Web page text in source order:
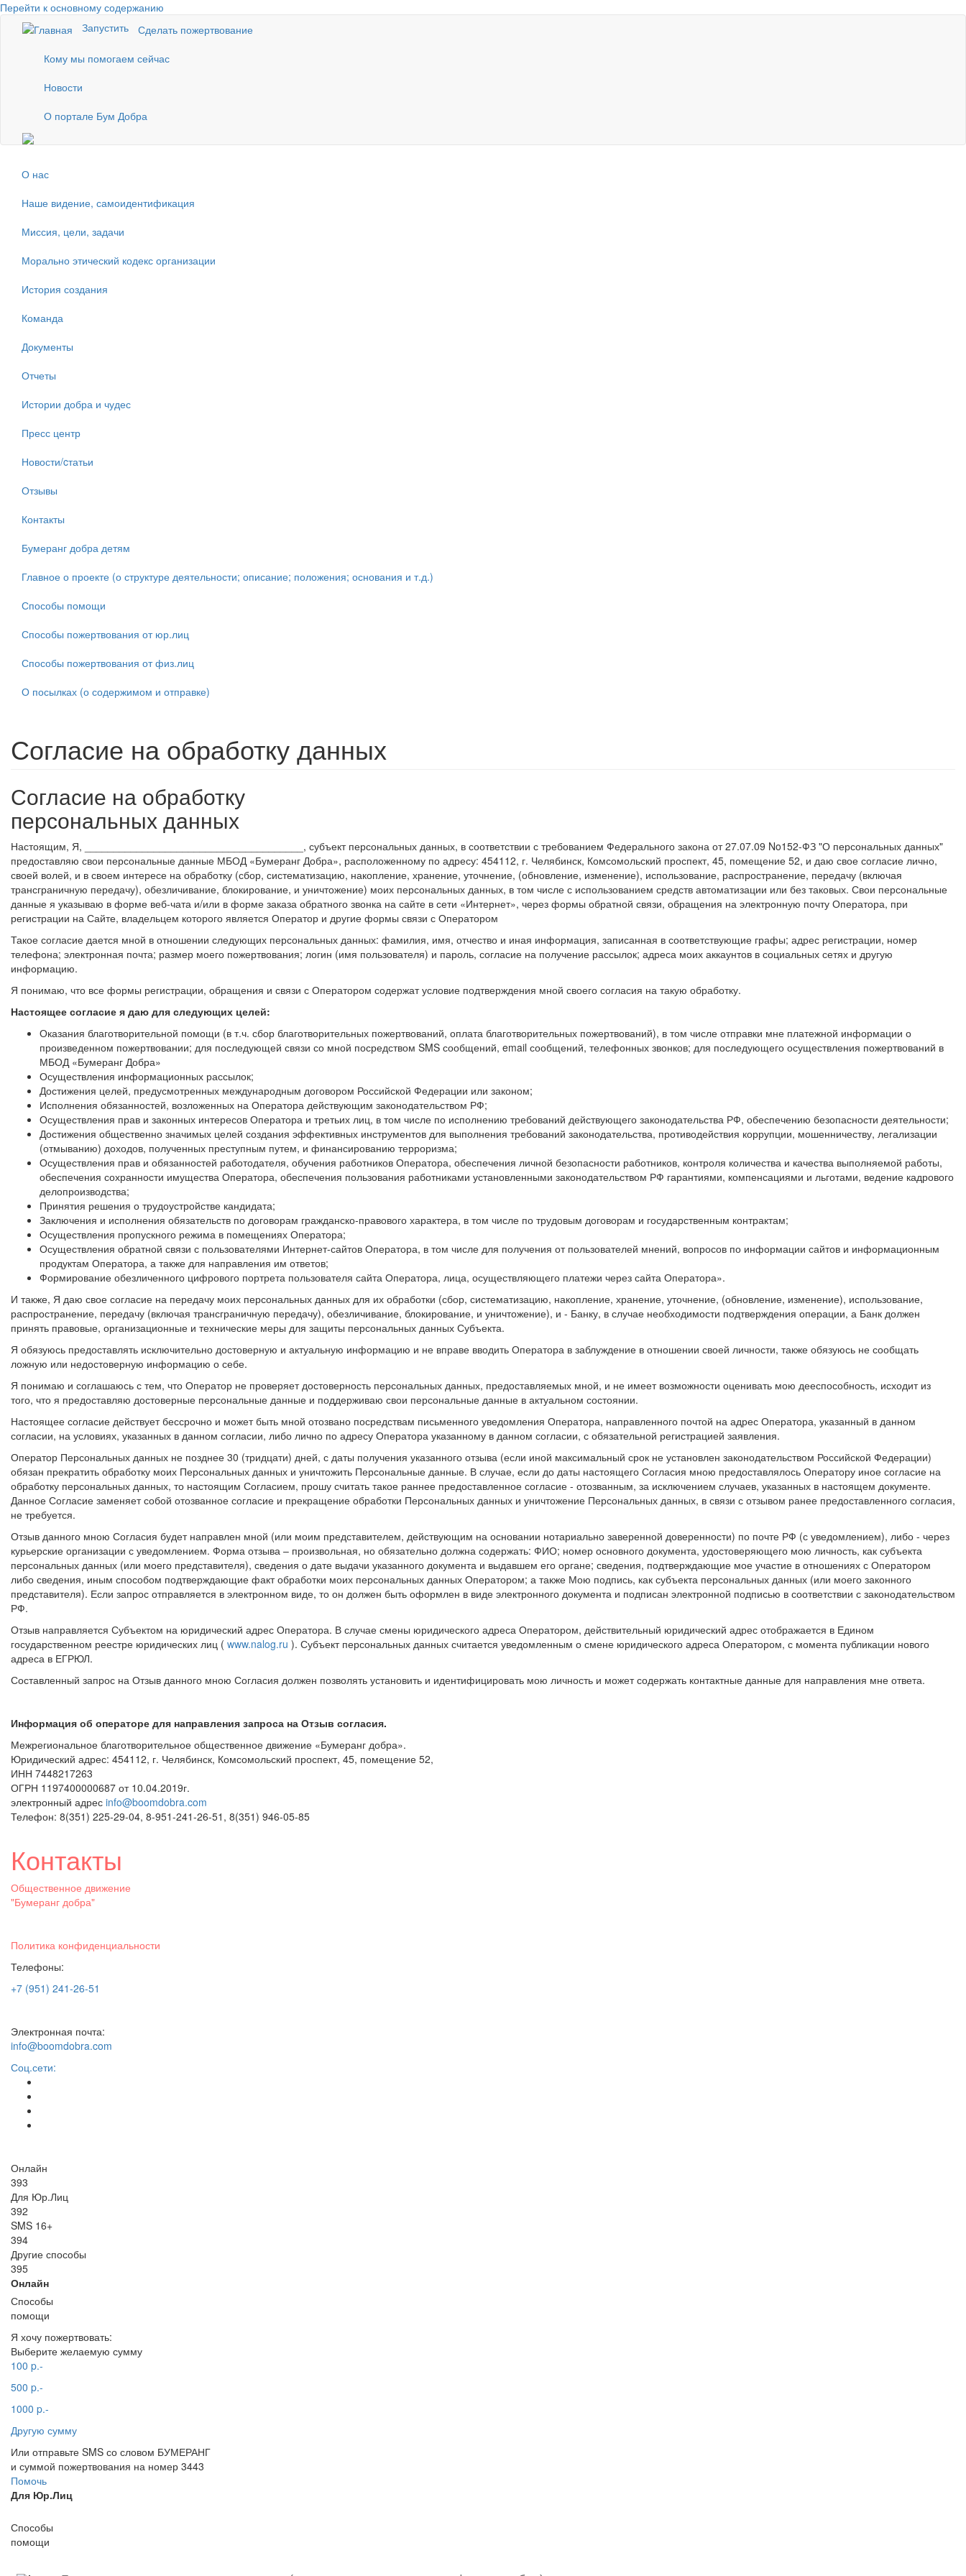
Перейти к основному содержанию
Запустить
Сделать пожертвование
Кому мы помогаем сейчас
Новости
О портале Бум Добра
О нас
Наше видение, самоидентификация
Миссия, цели, задачи
Морально этический кодекс организации
История создания
Команда
Документы
Отчеты
Истории добра и чудес
Пресс центр
Новости/cтатьи
Отзывы
Контакты
Бумеранг добра детям
Главное о проекте (о структуре деятельности; описание; положения; основания и т.д.)
Способы помощи
Способы пожертвования от юр.лиц
Способы пожертвования от физ.лиц
О посылках (о содержимом и отправке)
Согласие на обработку данных
Согласие на обработку
персональных данных
Настоящим, Я, ______________________________________, субъект персональных данных, в соответствии с требованием Федерального закона от 27.07.09 No152-ФЗ "О персональных данных"
предоставляю свои персональные данные МБОД «Бумеранг Добра», расположенному по адресу: 454112, г. Челябинск, Комсомольский проспект, 45, помещение 52, и даю свое согласие лично,
своей волей, и в своем интересе на обработку (сбор, систематизацию, накопление, хранение, уточнение, (обновление, изменение), использование, распространение, передачу (включая
трансграничную передачу), обезличивание, блокирование, и уничтожение) моих персональных данных, в том числе с использованием средств автоматизации или без таковых. Свои персональные
данные я указываю в форме веб-чата и/или в форме заказа обратного звонка на сайте в сети «Интернет», через формы обратной связи, обращения на электронную почту Оператора, при
регистрации на Сайте, владельцем которого является Оператор и другие формы связи с Оператором
Такое согласие дается мной в отношении следующих персональных данных: фамилия, имя, отчество и иная информация, записанная в соответствующие графы; адрес регистрации, номер
телефона; электронная почта; размер моего пожертвования; логин (имя пользователя) и пароль, согласие на получение рассылок; адреса моих аккаунтов в социальных сетях и другую
информацию.
Я понимаю, что все формы регистрации, обращения и связи с Оператором содержат условие подтверждения мной своего согласия на такую обработку.
Настоящее согласие я даю для следующих целей:
Оказания благотворительной помощи (в т.ч. сбор благотворительных пожертвований, оплата благотворительных пожертвований), в том числе отправки мне платежной информации о
произведенном пожертвовании; для последующей связи со мной посредством SMS сообщений, email сообщений, телефонных звонков; для последующего осуществления пожертвований в
МБОД «Бумеранг Добра»
Осуществления информационных рассылок;
Достижения целей, предусмотренных международным договором Российской Федерации или законом;
Исполнения обязанностей, возложенных на Оператора действующим законодательством РФ;
Осуществления прав и законных интересов Оператора и третьих лиц, в том числе по исполнению требований действующего законодательства РФ, обеспечению безопасности деятельности;
Достижения общественно значимых целей создания эффективных инструментов для выполнения требований законодательства, противодействия коррупции, мошенничеству, легализации
(отмыванию) доходов, полученных преступным путем, и финансированию терроризма;
Осуществления прав и обязанностей работодателя, обучения работников Оператора, обеспечения личной безопасности работников, контроля количества и качества выполняемой работы,
обеспечения сохранности имущества Оператора, обеспечения пользования работниками установленными законодательством РФ гарантиями, компенсациями и льготами, ведение кадрового
делопроизводства;
Принятия решения о трудоустройстве кандидата;
Заключения и исполнения обязательств по договорам гражданско-правового характера, в том числе по трудовым договорам и государственным контрактам;
Осуществления пропускного режима в помещениях Оператора;
Осуществления обратной связи с пользователями Интернет-сайтов Оператора, в том числе для получения от пользователей мнений, вопросов по информации сайтов и информационным
продуктам Оператора, а также для направления им ответов;
Формирование обезличенного цифрового портрета пользователя сайта Оператора, лица, осуществляющего платежи через сайта Оператора».
И также, Я даю свое согласие на передачу моих персональных данных для их обработки (сбор, систематизацию, накопление, хранение, уточнение, (обновление, изменение), использование,
распространение, передачу (включая трансграничную передачу), обезличивание, блокирование, и уничтожение), и - Банку, в случае необходимости подтверждения операции, а Банк должен
принять правовые, организационные и технические меры для защиты персональных данных Субъекта.
Я обязуюсь предоставлять исключительно достоверную и актуальную информацию и не вправе вводить Оператора в заблуждение в отношении своей личности, также обязуюсь не сообщать
ложную или недостоверную информацию о себе.
Я понимаю и соглашаюсь с тем, что Оператор не проверяет достоверность персональных данных, предоставляемых мной, и не имеет возможности оценивать мою дееспособность, исходит из
того, что я предоставляю достоверные персональные данные и поддерживаю свои персональные данные в актуальном состоянии.
Настоящее согласие действует бессрочно и может быть мной отозвано посредствам письменного уведомления Оператора, направленного почтой на адрес Оператора, указанный в данном
согласии, на условиях, указанных в данном согласии, либо лично по адресу Оператора указанному в данном согласии, с обязательной регистрацией заявления.
Оператор Персональных данных не позднее 30 (тридцати) дней, с даты получения указанного отзыва (если иной максимальный срок не установлен законодательством Российской Федерации)
обязан прекратить обработку моих Персональных данных и уничтожить Персональные данные. В случае, если до даты настоящего Согласия мною предоставлялось Оператору иное согласие на
обработку персональных данных, то настоящим Согласием, прошу считать такое раннее предоставленное согласие - отозванным, за исключением случаев, указанных в настоящем документе.
Данное Согласие заменяет собой отозванное согласие и прекращение обработки Персональных данных и уничтожение Персональных данных, в связи с отзывом ранее предоставленного согласия,
не требуется.
Отзыв данного мною Согласия будет направлен мной (или моим представителем, действующим на основании нотариально заверенной доверенности) по почте РФ (с уведомлением), либо - через
курьерские организации с уведомлением. Форма отзыва – произвольная, но обязательно должна содержать: ФИО; номер основного документа, удостоверяющего мою личность, как субъекта
персональных данных (или моего представителя), сведения о дате выдачи указанного документа и выдавшем его органе; сведения, подтверждающие мое участие в отношениях с Оператором
либо сведения, иным способом подтверждающие факт обработки моих персональных данных Оператором; а также Мою подпись, как субъекта персональных данных (или моего законного
представителя). Если запрос отправляется в электронном виде, то он должен быть оформлен в виде электронного документа и подписан электронной подписью в соответствии с законодательством
РФ.
Отзыв направляется Субъектом на юридический адрес Оператора. В случае смены юридического адреса Оператором, действительный юридический адрес отображается в Едином
государственном реестре юридических лиц ( www.nalog.ru ). Субъект персональных данных считается уведомленным о смене юридического адреса Оператором, с момента публикации нового
адреса в ЕГРЮЛ.
Составленный запрос на Отзыв данного мною Согласия должен позволять установить и идентифицировать мою личность и может содержать контактные данные для направления мне ответа.
Информация об операторе для направления запроса на Отзыв согласия.
Межрегиональное благотворительное общественное движение «Бумеранг добра».
Юридический адрес: 454112, г. Челябинск, Комсомольский проспект, 45, помещение 52,
ИНН 7448217263
ОГРН 1197400000687 от 10.04.2019г.
электронный адрес info@boomdobra.com
Телефон: 8(351) 225-29-04, 8-951-241-26-51, 8(351) 946-05-85
Контакты
Общественное движение
"Бумеранг добра"
Политика конфиденциальности
Телефоны:
+7 (951) 241-26-51
Электронная почта:
info@boomdobra.com
Соц.сети:
Онлайн
393
Для Юр.Лиц
392
SMS 16+
394
Другие способы
395
Онлайн
Способы
помощи
Я хочу пожертвовать:
Выберите желаемую сумму
100 p.-
500 p.-
1000 p.-
Другую сумму
Или отправьте SMS со словом БУМЕРАНГ
и суммой пожертвования на номер 3443
Помочь
Для Юр.Лиц
Способы
помощи